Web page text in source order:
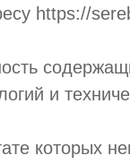
https://
и
которых